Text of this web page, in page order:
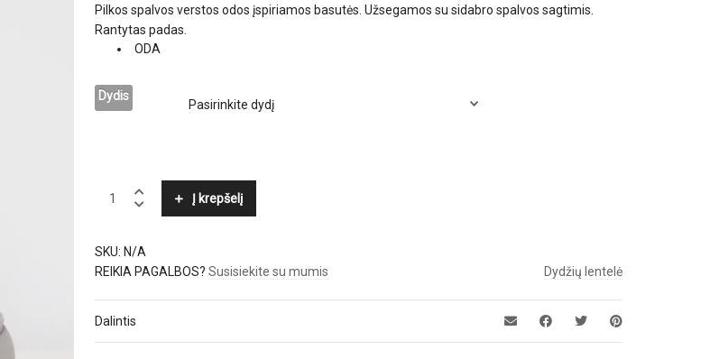
Pilkos spalvos verstos odos įspiriamos basutės. Užsegamos su sidabro spalvos sagtimis.
Rantytas padas.
ODA
Dydis
KENNEL
Į krepšelį
SKU: N/A
REIKIA PAGALBOS? Susisiekite su mumis Dydžių lentelė
Dalintis